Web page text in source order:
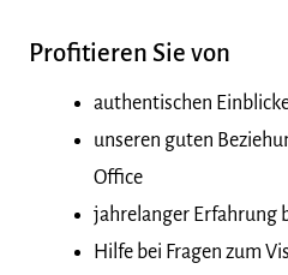
Profitieren Sie von
authentischen
unseren guten
Office
jahrelanger Erfahrung
Hilfe bei Fragen zum